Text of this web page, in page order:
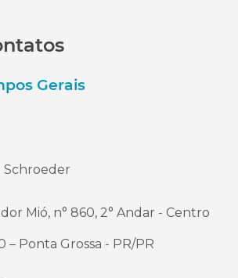
Gerais
Schroeder
Mió, n° 860, 2° Andar - Centro
– Ponta Grossa - PR/PR